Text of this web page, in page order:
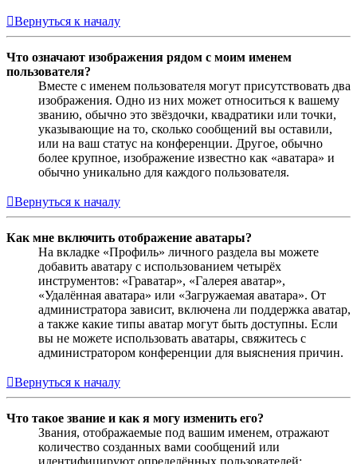
Вернуться к началу
Что означают изображения рядом с моим именем
пользователя?
Вместе с именем пользователя могут присутствовать два
изображения. Одно из них может относиться к вашему
званию, обычно это звёздочки, квадратики или точки,
указывающие на то, сколько сообщений вы оставили,
или на ваш статус на конференции. Другое, обычно
более крупное, изображение известно как «аватара» и
обычно уникально для каждого пользователя.
Вернуться к началу
Как мне включить отображение аватары?
На вкладке «Профиль» личного раздела вы можете
добавить аватару с использованием четырёх
инструментов: «Граватар», «Галерея аватар»,
«Удалённая аватара» или «Загружаемая аватара». От
администратора зависит, включена ли поддержка аватар,
а также какие типы аватар могут быть доступны. Если
вы не можете использовать аватары, свяжитесь с
администратором конференции для выяснения причин.
Вернуться к началу
Что такое звание и как я могу изменить его?
Звания, отображаемые под вашим именем, отражают
количество созданных вами сообщений или